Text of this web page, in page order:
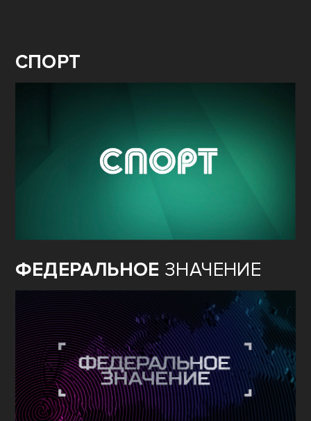
СПОРТ
ФЕДЕРАЛЬНОЕ ЗНАЧЕНИЕ